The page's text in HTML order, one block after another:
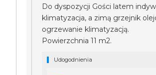
Do dyspozycji Gości latem
klimatyzacja, a zimą grzejnik
ogrzewanie klimatyzacją.
Powierzchnia 11 m2.
Udogodnienia